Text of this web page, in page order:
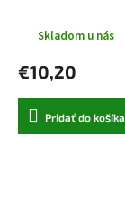
Skladom u nás
€10,20
Pridať do košíka